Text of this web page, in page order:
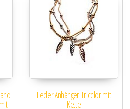
Feder Anhänger Tricolor mit
Kette